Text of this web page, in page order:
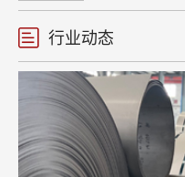
有有效的抗应
蚀性都很好，
属如氢氧化钠
行业动态